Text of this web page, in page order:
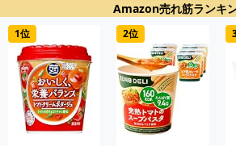
Amazon売れ筋ランキ
1位 2位